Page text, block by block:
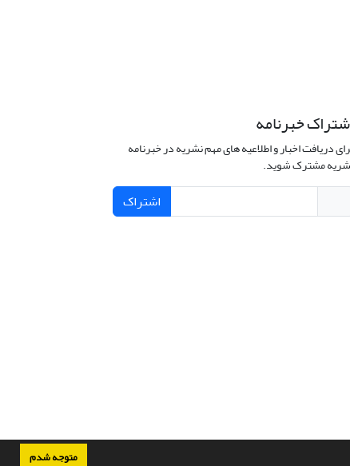
متوجه شدم
خبرنامه
دریافت اخبار و اطلاعیه های مهم نشریه در خبرنامه
مشترک شوید.
اشتراک